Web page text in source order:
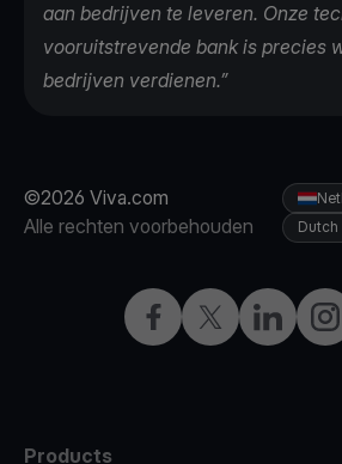
aan bedrijven te leveren. Onze
vooruitstrevende bank is precies
bedrijven verdienen.”
©2026 Viva.com
Alle rechten voorbehouden
FacebookTwitterLinkedIn
Dutch
Products